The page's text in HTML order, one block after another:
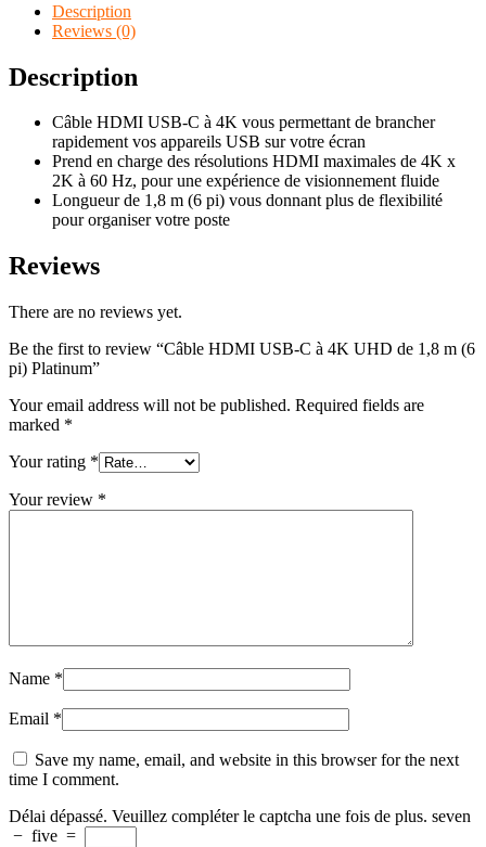
Description
Reviews (0)
Description
Câble HDMI USB-C à 4K vous permettant de brancher
rapidement vos appareils USB sur votre écran
Prend en charge des résolutions HDMI maximales de 4K x
2K à 60 Hz, pour une expérience de visionnement fluide
Longueur de 1,8 m (6 pi) vous donnant plus de flexibilité
pour organiser votre poste
Reviews
There are no reviews yet.
Be the first to review “Câble HDMI USB-C à 4K UHD de 1,8 m (6
pi) Platinum”
Your email address will not be published. Required fields are
marked *
Your rating *
Your review *
Name *
Email *
Save my name, email, and website in this browser for the next
time I comment.
Délai dépassé. Veuillez compléter le captcha une fois de plus. seven
− five =